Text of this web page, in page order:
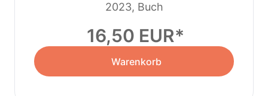
2023, Buch
16,50 EUR
Warenkorb